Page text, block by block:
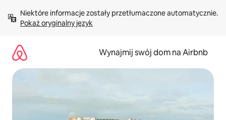
treści Pokaż oryginalny język
Wynajmij swój dom na Airbnb